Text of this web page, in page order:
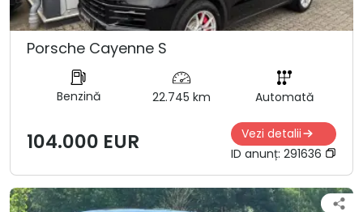
Porsche Cayenne S
Benzină 22.745 km Automată
104.000 EUR
Vezi detalii
ID anunț: 291636